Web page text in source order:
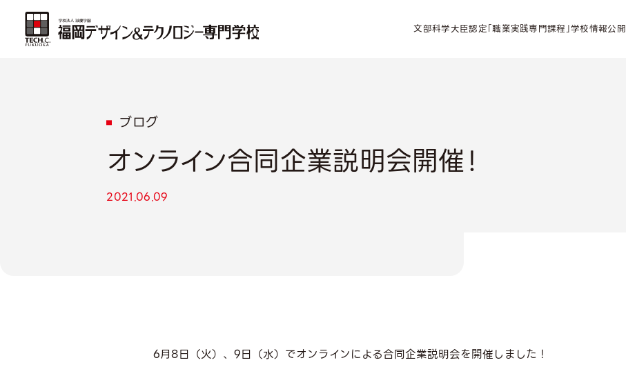
文部科学大臣認定「職業実践専門課程」学校情報公開
ブログ
オンライン合同企業説明会開催！
2021.06.09
6月8日（火）、9日（水）でオンラインによる合同企業説明会を開催しました！